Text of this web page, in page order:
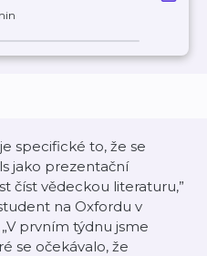
specifické to, že se
jako prezentační
číst vědeckou literaturu,”
na Oxfordu v
prvním týdnu jsme
se očekávalo, že